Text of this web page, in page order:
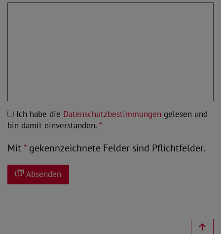
Ich habe die Datenschutzbestimmungen gelesen und
bin damit einverstanden. *
Mit*gekennzeichnete Felder sind Pflichtfelder.
Absenden